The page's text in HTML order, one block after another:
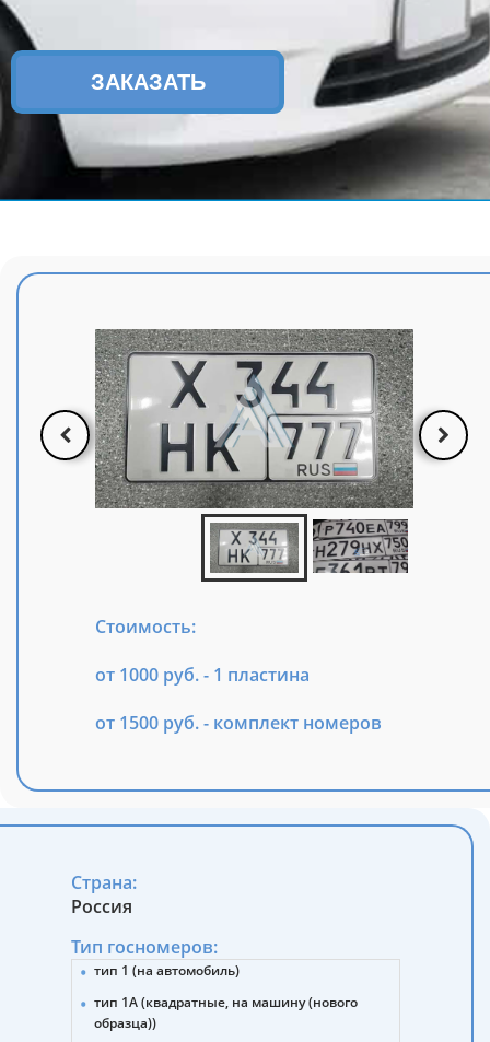
ЗАКАЗАТЬ
Стоимость:
от 1000 руб. - 1 пластина
от 1500 руб. - комплект номеров
Страна:
Россия
Тип госномеров:
тип 1 (на автомобиль)
тип 1А (квадратные, на машину (нового
образца))